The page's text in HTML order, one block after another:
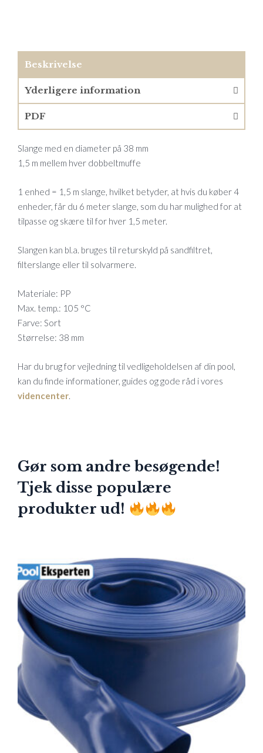
Beskrivelse
Yderligere information
PDF
Slange med en diameter på 38 mm
1,5 m mellem hver dobbeltmuffe
1 enhed = 1,5 m slange, hvilket betyder, at hvis du køber 4
enheder, får du 6 meter slange, som du har mulighed for at
tilpasse og skære til for hver 1,5 meter.
Slangen kan bl.a. bruges til returskyld på sandfiltret,
filterslange eller til solvarmere.
Materiale: PP
Max. temp.: 105 °C
Farve: Sort
Størrelse: 38 mm
Har du brug for vejledning til vedligeholdelsen af din pool,
kan du finde informationer, guides og gode råd i vores
videncenter.
Gør som andre besøgende!
Tjek disse populære
produkter ud!